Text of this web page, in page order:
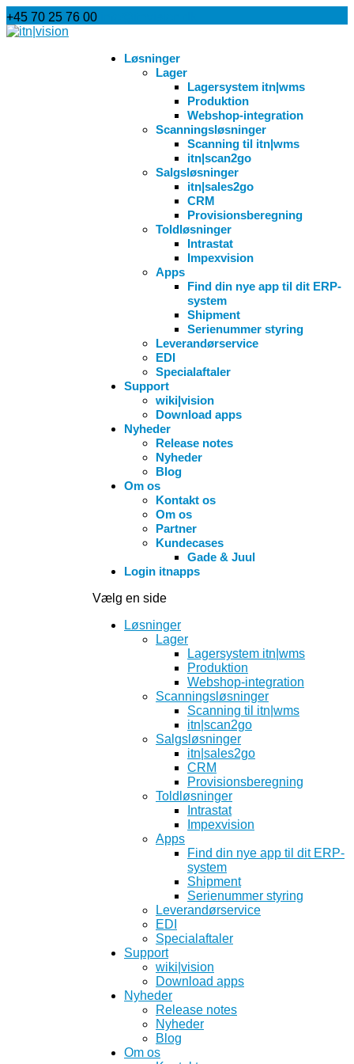
+45 70 25 76 00
Løsninger
Lager
Lagersystem itn|wms
Produktion
Webshop-integration
Scanningsløsninger
Scanning til itn|wms
itn|scan2go
Salgsløsninger
itn|sales2go
CRM
Provisionsberegning
Toldløsninger
Intrastat
Impexvision
Apps
Find din nye app til dit ERP-
system
Shipment
Serienummer styring
Leverandørservice
EDI
Specialaftaler
Support
wiki|vision
Download apps
Nyheder
Release notes
Nyheder
Blog
Om os
Kontakt os
Om os
Partner
Kundecases
Gade & Juul
Login itnapps
Vælg en side
Løsninger
Lager
Lagersystem itn|wms
Produktion
Webshop-integration
Scanningsløsninger
Scanning til itn|wms
itn|scan2go
Salgsløsninger
itn|sales2go
CRM
Provisionsberegning
Toldløsninger
Intrastat
Impexvision
Apps
Find din nye app til dit ERP-
system
Shipment
Serienummer styring
Leverandørservice
EDI
Specialaftaler
Support
wiki|vision
Download apps
Nyheder
Release notes
Nyheder
Blog
Om os